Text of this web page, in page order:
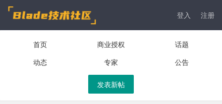
登入 注册
首页 商业授权
话题
动态
专家 公告
发表新帖